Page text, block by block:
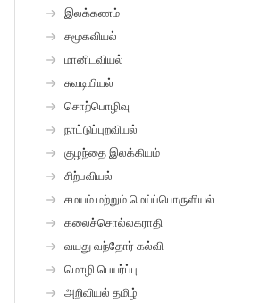
இலக்கணம்
சமூகவியல்
மானிடவியல்
சுவடியியல்
சொற்பொழிவு
நாட்டுப்புறவியல்
குழந்தை இலக்கியம்
சிற்பவியல்
சமயம் மற்றும் மெய்ப்பொருளியல்
கலைச்சொல்லகராதி
வயது வந்தோர் கல்வி
மொழி பெயர்ப்பு
அறிவியல் தமிழ்